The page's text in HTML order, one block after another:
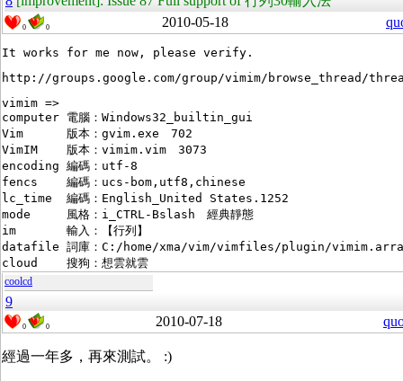
0 0 2010-05-18
vimim =>
computer 電腦：Windows32_builtin_gui
Vim	 版本：gvim.exe　702
VimIM	 版本：vimim.vim　3073
encoding 編碼：utf-8
fencs	 編碼：ucs-bom,utf8,chinese
lc_time	 編碼：English_United States.1252
mode	 風格：i_CTRL-Bslash　經典靜態
im	 輸入：【行列】
datafile 詞庫：C:/home/xma/vim/vimfiles/plugin/
coolcd
9
0 0 2010-07-18
經過一年多，再來測試。 :)